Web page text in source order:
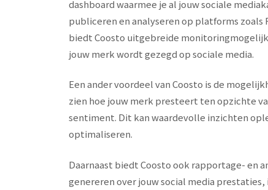
dashboard waarmee je al jouw sociale
publiceren en analyseren op platforms zoals
biedt Coosto uitgebreide
jouw merk wordt gezegd op sociale media.
Een ander voordeel van Coosto is de
zien hoe jouw merk presteert ten opzichte
sentiment. Dit kan waardevolle inzichten
optimaliseren.
Daarnaast biedt Coosto ook rapportage- en
genereren over jouw social media